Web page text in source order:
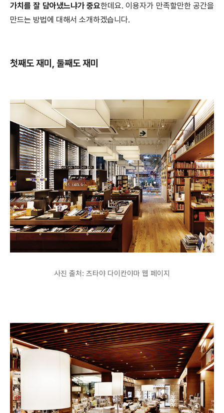
가치를 잘 담아냈느냐가 중요한데요. 이용자가 만족할만한 공간을
만드는 방법에 대해서 소개하겠습니다.
첫째도 재미, 둘째도 재미
사진 출처: 츠타야 다이칸야마 웹 페이지